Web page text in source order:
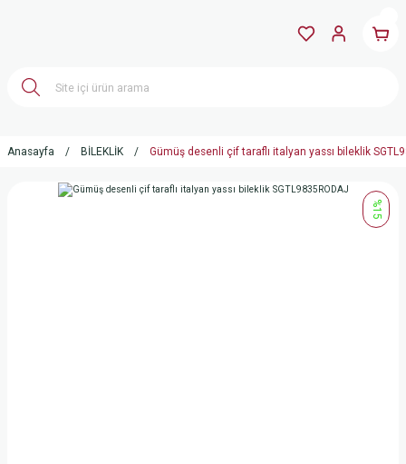
Anasayfa BİLEKLİK Gümüş desenli çif taraflı italyan yassı bileklik
%15